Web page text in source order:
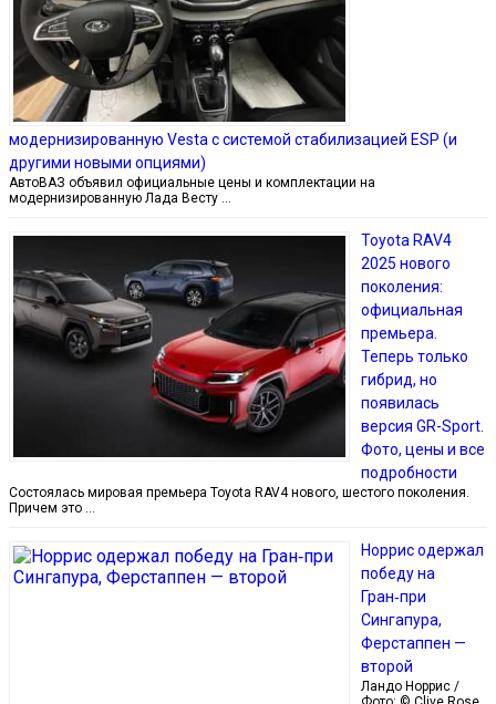
модернизированную Vesta с системой стабилизацией ESP (и
другими новыми опциями)
АвтоВАЗ объявил официальные цены и комплектации на
модернизированную Лада Весту …
Toyota RAV4
2025 нового
поколения:
официальная
премьера.
Теперь только
гибрид, но
появилась
версия GR-Sport.
Фото, цены и все
подробности
Состоялась мировая премьера Toyota RAV4 нового, шестого поколения.
Причем это …
Норрис одержал
победу на
Гран‑при
Сингапура,
Ферстаппен —
второй
Ландо Норрис /